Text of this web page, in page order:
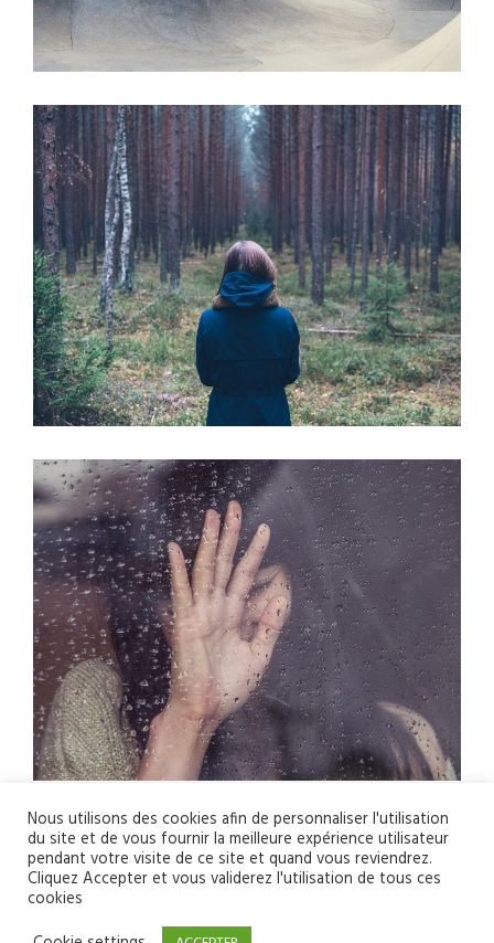
Nous utilisons des cookies afin de personnaliser l'utilisation
du site et de vous fournir la meilleure expérience utilisateur
pendant votre visite de ce site et quand vous reviendrez.
Cliquez Accepter et vous validerez l'utilisation de tous ces
cookies